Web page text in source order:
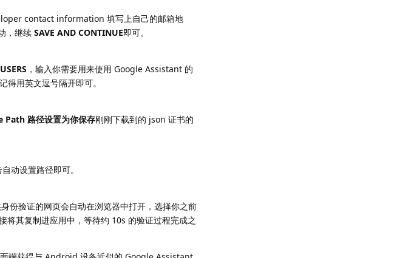
contact information 填写上自己的邮箱地
，继续 SAVE AND CONTINUE即可。
，输入你需要用来使用 Google Assistant 的
用英文逗号隔开即可。
Path 路径设置为你保存刚刚下载到的 json 证书的
动设置路径即可。
份验证的网页会自动在浏览器中打开，选择你之前
其复制进应用中，等待约 10s 的验证过程完成之